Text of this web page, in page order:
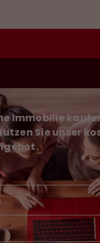
Immobilie
Sie unser